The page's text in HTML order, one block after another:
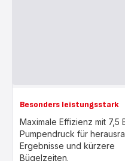
Besonders leistungsstark
Maximale Effizienz mit 7,5
Pumpendruck für
Ergebnisse und kürzere
Bügelzeiten.